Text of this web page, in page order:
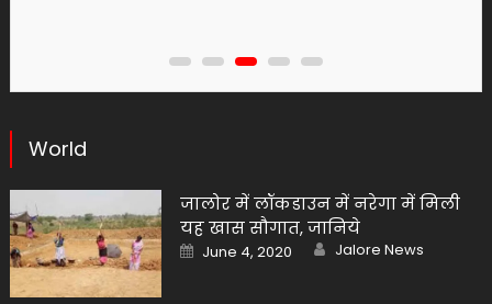
World
जालोर में लॉकडाउन में नरेगा में मिली
यह खास सौगात, जानिये
Posted
on
June 4, 2020 Author
Jalore News